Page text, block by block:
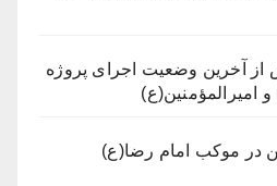
از آخرین وضعیت اجرای پروژه
امیرالمؤمنین(ع)